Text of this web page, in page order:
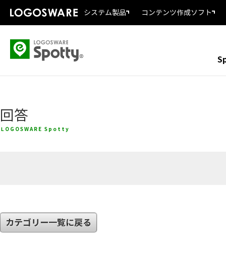
システム製品 コンテンツ作成ソフト
回答
LOGOSWARE Spotty
カテゴリー一覧に戻る